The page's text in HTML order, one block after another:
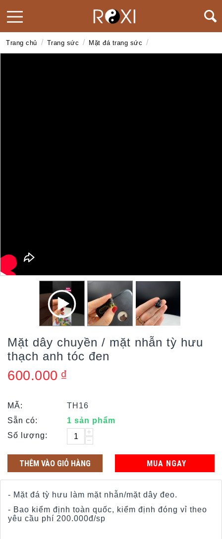
Trang chủ / Trang sức / Mặt đá trang sức /
Mặt dây chuyền / mặt nhẫn tỳ hưu
thạch anh tóc đen
600.000 ₫
MÃ:
TH16
Sẵn có:
1 sản phẩm
Số lượng:
+
−
THÊM VÀO GIỎ HÀNG MUA NGAY
- Mặt đá tỳ hưu làm mặt nhẫn/mặt dây đeo.
- Bao kiểm định toàn quốc, kiểm định đóng vỉ theo
yêu cầu phí 200.000đ/sp